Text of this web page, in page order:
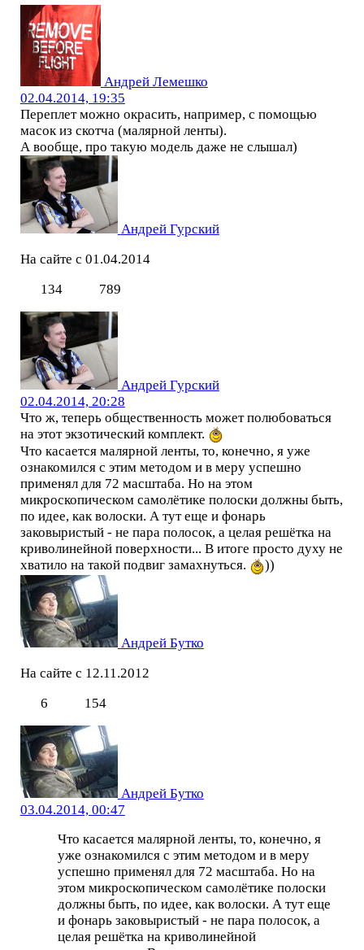
Андрей Лемешко
02.04.2014, 19:35
Переплет можно окрасить, например, с помощью
масок из скотча (малярной ленты).
А вообще, про такую модель даже не слышал)
Андрей Гурский
На сайте с 01.04.2014
134
789
Андрей Гурский
02.04.2014, 20:28
Что ж, теперь общественность может полюбоваться
на этот экзотический комплект.
Что касается малярной ленты, то, конечно, я уже
ознакомился с этим методом и в меру успешно
применял для 72 масштаба. Но на этом
микроскопическом самолётике полоски должны быть,
по идее, как волоски. А тут еще и фонарь
заковыристый - не пара полосок, а целая решётка на
криволинейной поверхности... В итоге просто духу не
хватило на такой подвиг замахнуться.
))
Андрей Бутко
На сайте с 12.11.2012
6
154
Андрей Бутко
03.04.2014, 00:47
Что касается малярной ленты, то, конечно, я
уже ознакомился с этим методом и в меру
успешно применял для 72 масштаба. Но на
этом микроскопическом самолётике полоски
должны быть, по идее, как волоски. А тут еще
и фонарь заковыристый - не пара полосок, а
целая решётка на криволинейной